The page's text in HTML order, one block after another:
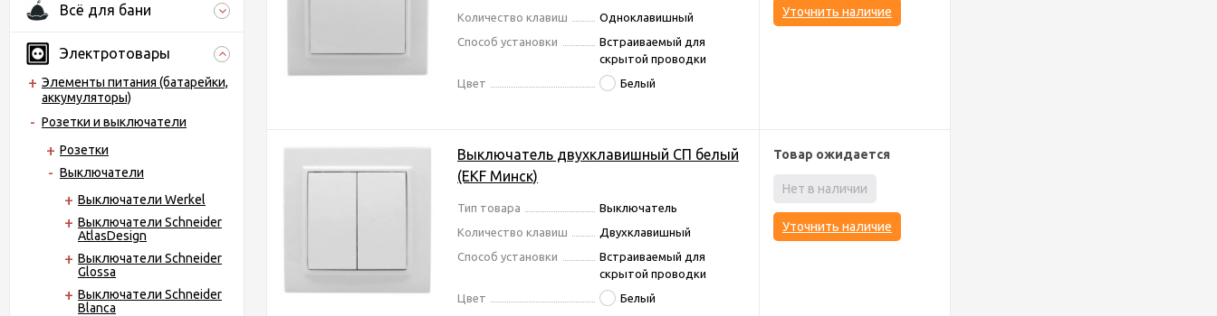
Всё для бани
Электротовары
Элементы питания (батарейки,
аккумуляторы)
Розетки и выключатели
Розетки
Выключатели
Выключатели Werkel
Выключатели Schneider
AtlasDesign
Выключатели Schneider
Glossa
Выключатели Schneider
Blanca
Количество клавиш
Одноклавишный
Способ установки
Встраиваемый для
скрытой проводки
Цвет
Белый
Уточнить наличие
Выключатель двухклавишный СП белый
(EKF Минск)
Тип товара
Выключатель
Количество клавиш
Двухклавишный
Способ установки
Встраиваемый для
скрытой проводки
Цвет
Белый
Товар ожидается
Нет в наличии
Уточнить наличие